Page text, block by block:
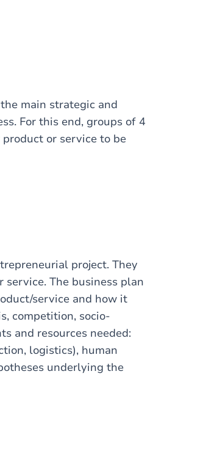
main strategic and
For this end, groups of 4
or service to be
project. They
The business plan
service and how it
competition, socio-
and resources needed:
logistics), human
underlying the